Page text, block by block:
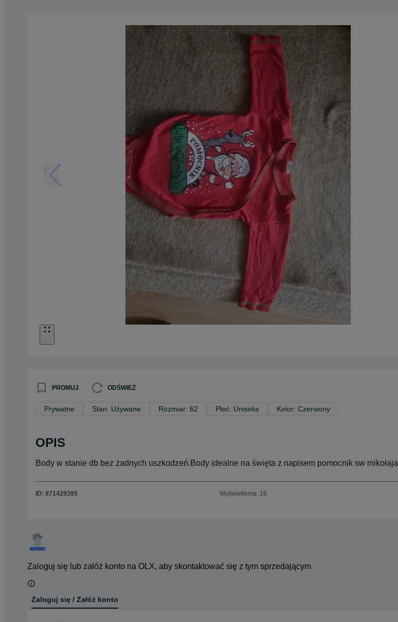
PROMUJ ODŚWIEŻ
Prywatne Stan: Używane Rozmiar: 62 Płeć: Uniseks Kolor: Czerwony
OPIS
Body w stanie db bez żadnych uszkodzeń.Body idealne na święta z napisem pomocnik sw mikołaja
ID: 871429395 Wyświetlenia: 16
Zaloguj się lub załóż konto na OLX, aby skontaktować się z tym sprzedającym
Zaloguj się / Załóż konto